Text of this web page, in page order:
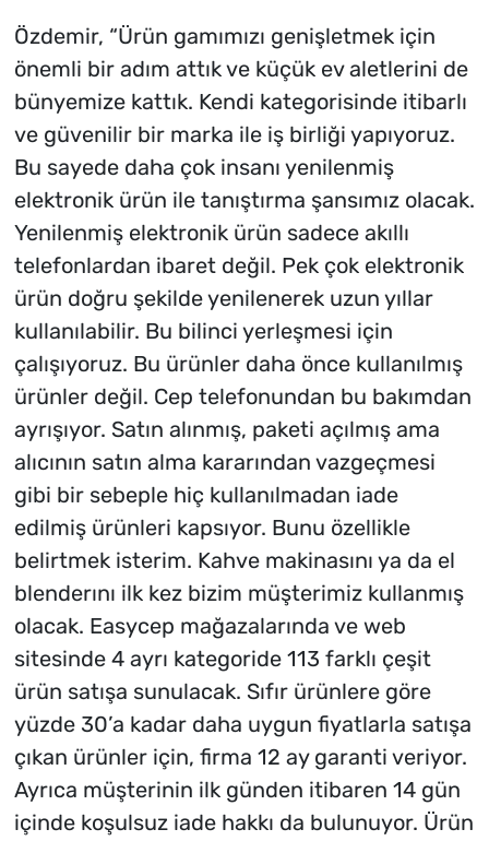
Özdemir, “Ürün gamımızı genişletmek için
önemli bir adım attık ve küçük ev aletlerini de
bünyemize kattık. Kendi kategorisinde itibarlı
ve güvenilir bir marka ile iş birliği yapıyoruz.
Bu sayede daha çok insanı yenilenmiş
elektronik ürün ile tanıştırma şansımız olacak.
Yenilenmiş elektronik ürün sadece akıllı
telefonlardan ibaret değil. Pek çok elektronik
ürün doğru şekilde yenilenerek uzun yıllar
kullanılabilir. Bu bilinci yerleşmesi için
çalışıyoruz. Bu ürünler daha önce kullanılmış
ürünler değil. Cep telefonundan bu bakımdan
ayrışıyor. Satın alınmış, paketi açılmış ama
alıcının satın alma kararından vazgeçmesi
gibi bir sebeple hiç kullanılmadan iade
edilmiş ürünleri kapsıyor. Bunu özellikle
belirtmek isterim. Kahve makinasını ya da el
blenderını ilk kez bizim müşterimiz kullanmış
olacak. Easycep mağazalarında ve web
sitesinde 4 ayrı kategoride 113 farklı çeşit
ürün satışa sunulacak. Sıfır ürünlere göre
yüzde 30’a kadar daha uygun fiyatlarla satışa
çıkan ürünler için, firma 12 ay garanti veriyor.
Ayrıca müşterinin ilk günden itibaren 14 gün
içinde koşulsuz iade hakkı da bulunuyor. Ürün